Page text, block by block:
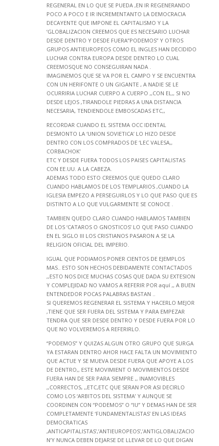
REGENERAL EN LO QUE SE PUEDA ,EN IR REGENERANDO
POCO A POCO E IR INCREMENTANTO LA DEMOCRACIA
DECAYENTE QUE IMPONE EL CAPITALISMO Y LA
‘GLOBALIZACION CREEMOS QUE ES NECESARIO LUCHAR
DESDE DENTRO Y DESDE FUERA”PODEMOS” Y OTROS
GRUPOS ANTIEUROPEOS COMO EL INGLES HAN DECIDIDO
LUCHAR CONTRA EUROPA DESDE DENTRO LO CUAL
CREEMOSQUE NO CONSEGUIRAN NADA .
IMAGINEMOS QUE SE VA POR EL CAMPO Y SE ENCUENTRA
CON UN HERIFONTE O UN GIGANTE , A NADIE SE LE
OCURRIRIA LUCHAR CUERPO A CUERPO ,,CON EL,, SI NO
DESDE LEJOS ,TIRANDOLE PIEDRAS A UNA DISTANCIA
NECESARIA, TENDIENDOLE EMBOSCADAS ETC,,
RECORDAR CUANDO EL SISTEMA OCC IDENTAL
DESMONTO LA ‘UNION SOVIETICA’ LO HIZO DESDE
DENTRO CON LOS COMPRADOS DE ‘LEC VALESA,,
CORBACHOK’
ETC Y DESDE FUERA TODOS LOS PAISES CAPITALISTAS
CON EE.UU. A LA CABEZA.
ADEMAS TODO ESTO CREEMOS QUE QUEDO CLARO
CUANDO HABLAMOS DE LOS TEMPLARIOS ,CUANDO LA
IGLESIA EMPEZO A PERSEGUIRLOS Y LO QUE PASO QUE ES
DISTINTO A LO QUE VULGARMENTE SE CONOCE .
TAMBIEN QUEDO CLARO CUANDO HABLAMOS TAMBIEN
DE LOS ‘CATAROS O GNOSTICOS’ LO QUE PASO CUANDO
EN EL SIGLO III LOS CRISTIANOS PASARON A SE LA
RELIGION OFICIAL DEL IMPERIO.
IGUAL QUE PODIAMOS PONER CIENTOS DE EJEMPLOS
MAS.. ESTO SON HECHOS DEBIDAMENTE CONTACTADOS
,,ESTO NOS DICE MUCHAS COSAS QUE DADA SU EXTESION
Y COMPLEJIDAD NO VAMOS A REFERIR POR aquí ,, A BUEN
ENTENDEDOR POCAS PALABRAS BASTAN ..
SI QUEREMOS REGENERAR EL SISTEMA Y HACERLO MEJOR
,TIENE QUE SER FUERA DEL SISTEMA Y PARA EMPEZAR
TENDRA QUE SER DESDE DENTRO Y DESDE FUERA POR LO
QUE NO VOLVEREMOS A REFERIRLO.
“PODEMOS” Y QUIZAS ALGUN OTRO GRUPO QUE SURGA
YA ESTARAN DENTRO AHOR HACE FALTA UN MOVIMIENTO
QUE ACTUE Y SE MUEVA DESDE FUERA QUE APOYE A LOS
DE DENTRO,, ESTE MOVIMIENT O MOVIMIENTOS DESDE
FUERA HAN DE SER PARA SIEMPRE ,, INAMOVIBLES
,,CORRECTOS, ,,ETC,ETC QUE SERAN POR ASI DECIRLO
COMO LOS ‘ARBITOS DEL SISTEMA’ Y AUNQUE SE
COORDINEN CON “PODEMOS” O “IU” Y DEMAS HAN DE SER
COMPLETAMENTE ‘FUNDAMENTALISTAS’ EN LAS IDEAS
DEMOCRATICAS
,ANTICAPITALISTAS’,’ANTIEUROPEOS’,’ANTIGLOBALIZACIO
N’Y NUNCA DEBEN DEJARSE DE LLEVAR DE LO QUE DIGAN